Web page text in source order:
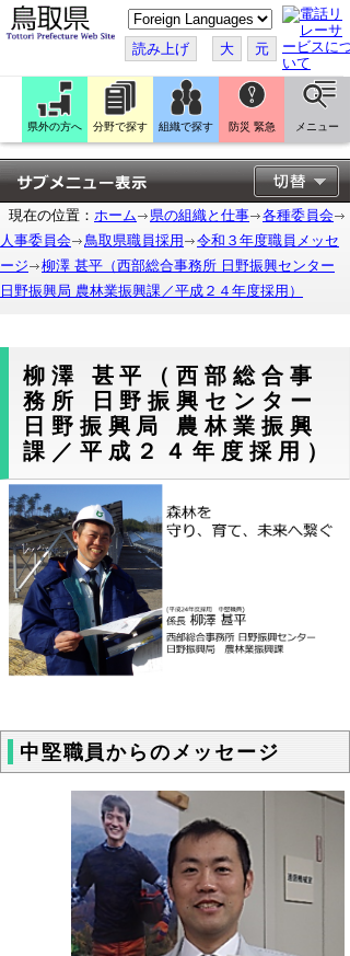
こ
の
ペ
ー
ジ
翻
訳
す
る
読み上げ 大 元
県外の方へ 分野で探す 組織で探す 防災 緊急 メニュー
現在の位置： ホーム 県の組織と仕事
各種委員会
人事委員会
鳥取県職員採用
令和３年度職員メッセ
ージ
柳澤 甚平（西部総合事務所 日野振興センター
日野振興局 農林業振興課／平成２４年度採用）
柳澤 甚平（西部総合事
務所 日野振興センター
日野振興局 農林業振興
課／平成２４年度採用）
中堅職員からのメッセージ